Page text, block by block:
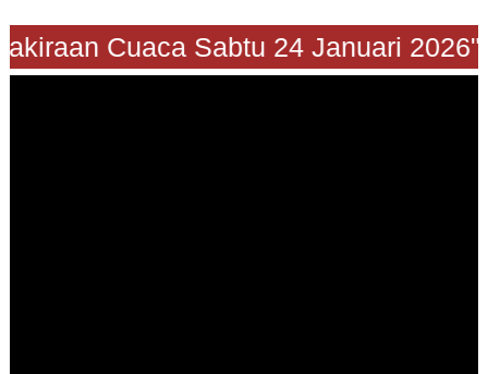
Cuaca Sabtu 24 Januari